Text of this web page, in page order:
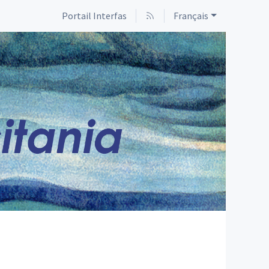
Portail Interfas Français